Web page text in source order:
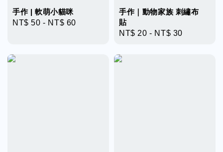
手作 | 軟萌小貓咪
Regular
NT$ 50 - NT$ 60
手作｜動物家族 刺繡布
貼
Regular
NT$ 20 - NT$ 30